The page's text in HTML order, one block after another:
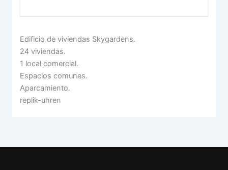
Edificio de viviendas Skygardens.
24 viviendas.
1 local comercial.
Espacios comunes.
Aparcamiento.
replik-uhren